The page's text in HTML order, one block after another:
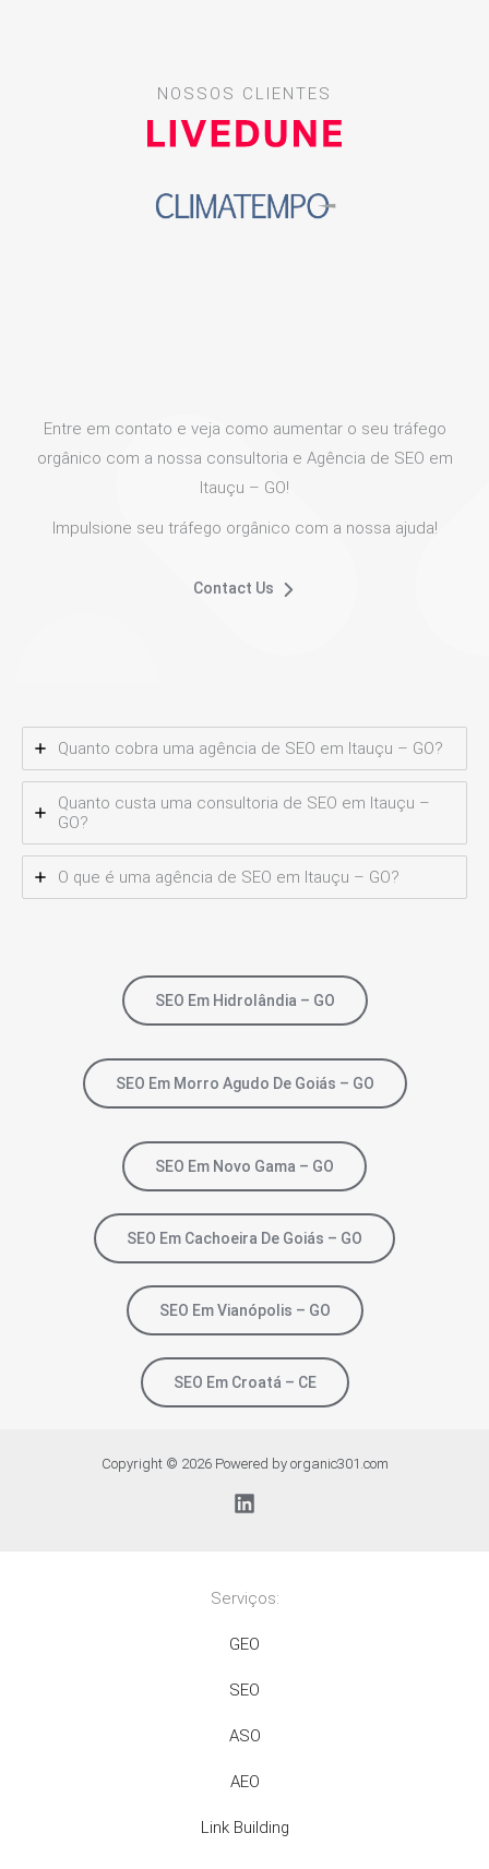
NOSSOS CLIENTES
Entre em contato e veja como aumentar o seu tráfego
orgânico com a nossa consultoria e Agência de SEO em
Itauçu – GO!
Impulsione seu tráfego orgânico com a nossa ajuda!
Contact Us
Quanto cobra uma agência de SEO em Itauçu – GO?
Quanto custa uma consultoria de SEO em Itauçu –
GO?
O que é uma agência de SEO em Itauçu – GO?
SEO Em Hidrolândia – GO
SEO Em Morro Agudo De Goiás – GO
SEO Em Novo Gama – GO
SEO Em Cachoeira De Goiás – GO
SEO Em Vianópolis – GO
SEO Em Croatá – CE
Copyright © 2026 Powered by organic301.com
Serviços:
GEO
SEO
ASO
AEO
Link Building